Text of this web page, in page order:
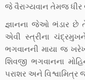
જે વૈરાગ્‍યવાન તેમજ ધીર
જ્ઞાનના જેઓ ભંડાર છે
એવી સ્‍ત્રીના
ભગવાનની માયા જ
શિવજી ભગવાનના
૫રાશર અને